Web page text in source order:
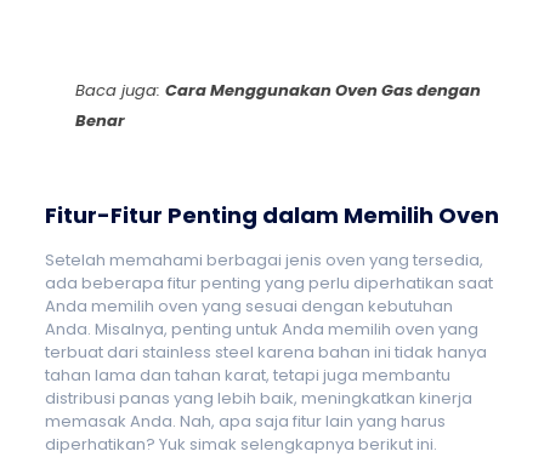
Baca juga: Cara Menggunakan Oven Gas dengan
Benar
Fitur-Fitur Penting dalam Memilih Oven
Setelah memahami berbagai jenis oven yang tersedia,
ada beberapa fitur penting yang perlu diperhatikan saat
Anda memilih oven yang sesuai dengan kebutuhan
Anda. Misalnya, penting untuk Anda memilih oven yang
terbuat dari stainless steel karena bahan ini tidak hanya
tahan lama dan tahan karat, tetapi juga membantu
distribusi panas yang lebih baik, meningkatkan kinerja
memasak Anda. Nah, apa saja fitur lain yang harus
diperhatikan? Yuk simak selengkapnya berikut ini.